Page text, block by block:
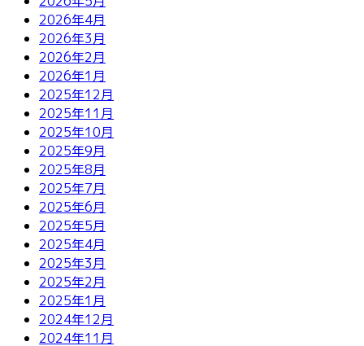
2026年4月
2026年3月
2026年2月
2026年1月
2025年12月
2025年11月
2025年10月
2025年9月
2025年8月
2025年7月
2025年6月
2025年5月
2025年4月
2025年3月
2025年2月
2025年1月
2024年12月
2024年11月